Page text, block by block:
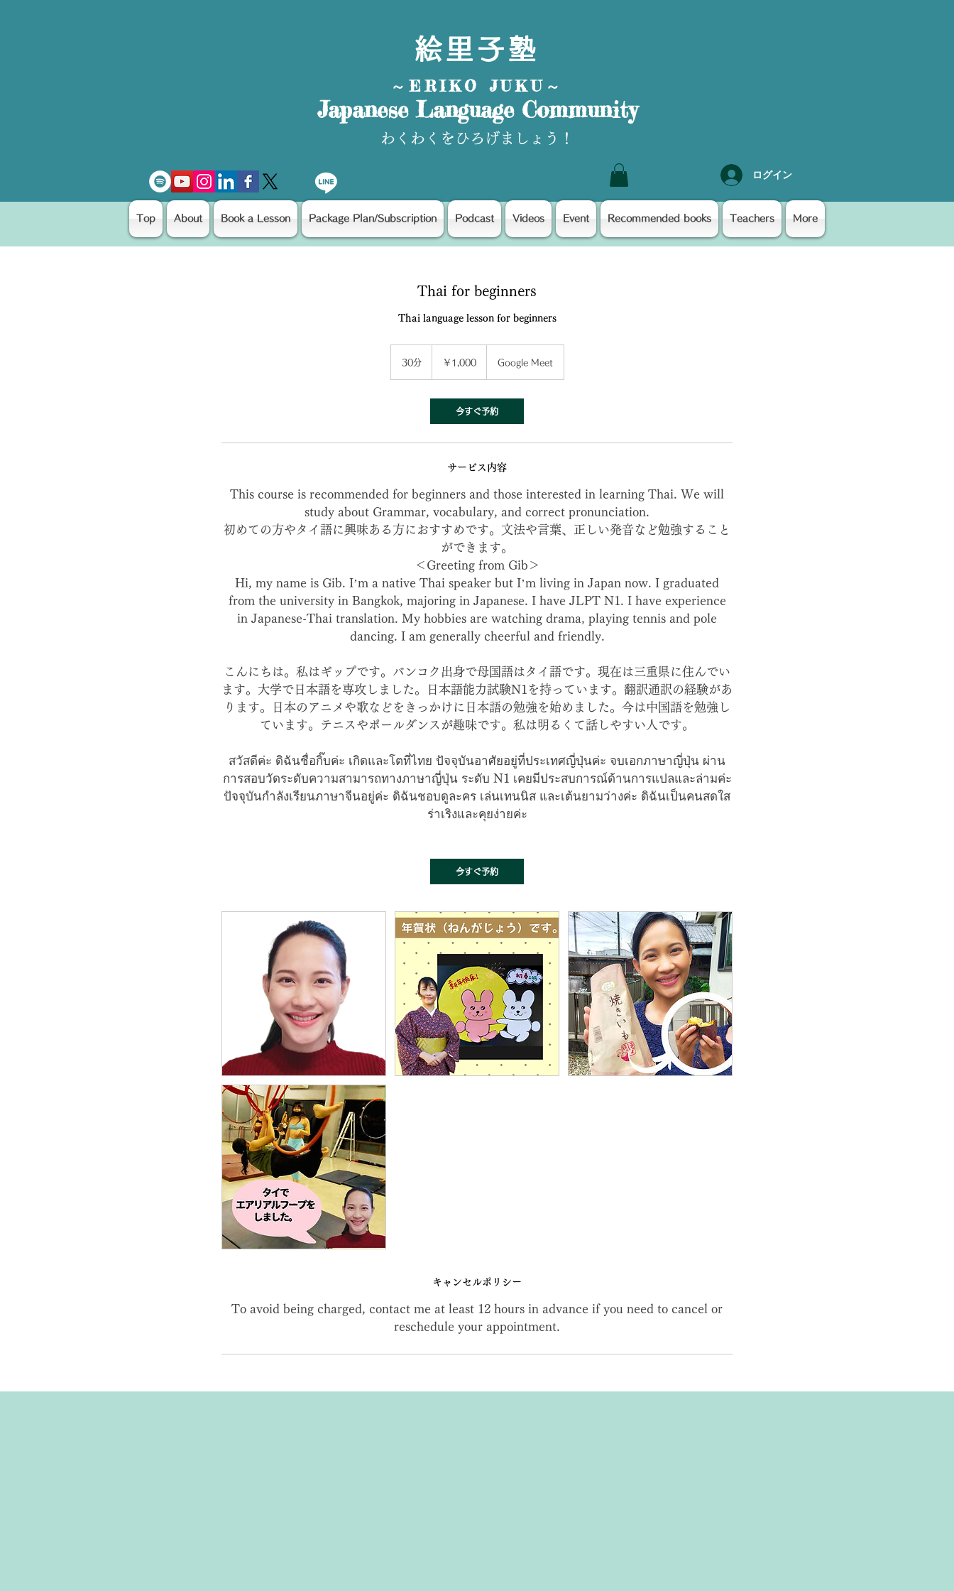
絵里子塾
～ERIKO JUKU～
Japanese Language Community
わくわくをひろげましょう！
ログイン
Top About Book a Lesson Package Plan/Subscription Podcast Videos Event Recommended books Teachers More
Thai for beginners
Thai language lesson for beginners
30分3
￥1,000 Google Meet
今すぐ予約
サービス内容
This course is recommended for beginners and those interested in learning Thai. We will
study about Grammar, vocabulary, and correct pronunciation.
初めての方やタイ語に興味ある方におすすめです。文法や言葉、正しい発音など勉強すること
ができます。
＜Greeting from Gib＞
Hi, my name is Gib. I’m a native Thai speaker but I’m living in Japan now. I graduated
from the university in Bangkok, majoring in Japanese. I have JLPT N1. I have experience
in Japanese-Thai translation. My hobbies are watching drama, playing tennis and pole
dancing. I am generally cheerful and friendly.
こんにちは。私はギップです。バンコク出身で母国語はタイ語です。現在は三重県に住んでい
ます。大学で日本語を専攻しました。日本語能力試験N1を持っています。翻訳通訳の経験があ
ります。日本のアニメや歌などをきっかけに日本語の勉強を始めました。今は中国語を勉強し
ています。テニスやポールダンスが趣味です。私は明るくて話しやすい人です。
สวัสดีค่ะ ดิฉันชื่อกิ๊บค่ะ เกิดและโตที่ไทย ปัจจุบันอาศัยอยู่ที่ประเทศญี่ปุ่นค่ะ จบเอกภาษาญี่ปุ่น ผ่าน
การสอบวัดระดับความสามารถทางภาษาญี่ปุ่น ระดับ N1 เคยมีประสบการณ์ด้านการแปลและล่ามค่ะ
ปัจจุบันกำลังเรียนภาษาจีนอยู่ค่ะ ดิฉันชอบดูละคร เล่นเทนนิส และเต้นยามว่างค่ะ ดิฉันเป็นคนสดใส
ร่าเริงและคุยง่ายค่ะ
今すぐ予約
キャンセルポリシー
To avoid being charged, contact me at least 12 hours in advance if you need to cancel or
reschedule your appointment.